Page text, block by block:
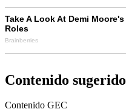
Contenido sugerido
Contenido GEC